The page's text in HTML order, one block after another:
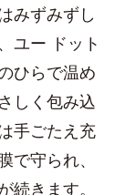
みずみずし
ユー ドット
ひらで温め
しく包み込
手ごたえ充
守られ、
きます。